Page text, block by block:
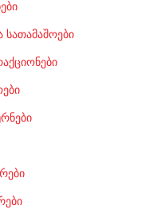
სათამაშოები